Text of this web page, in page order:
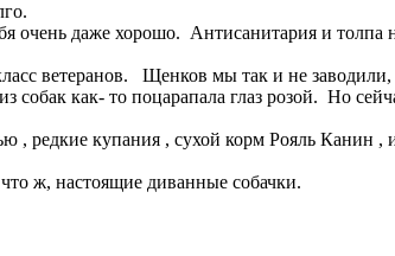
очень даже хорошо. Антисанитария и
ветеранов. Щенков мы так и не заводили,
как- то поцарапала глаз розой. Но
, редкие купания , сухой корм Рояль Канин ,
ж, настоящие диванные собачки.